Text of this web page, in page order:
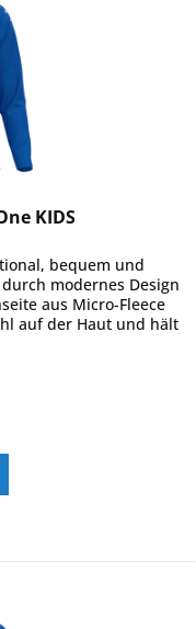
KIDS
bequem und
modernes Design
aus Micro-Fleece
auf der Haut und hält